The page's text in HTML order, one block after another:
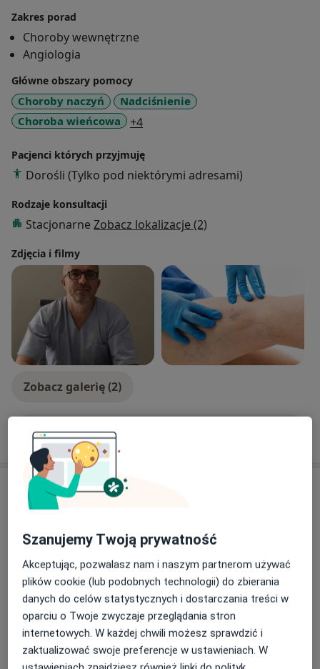
Angiologia jako dziedzina medycyny zajmuje się
epidemiologią,diagnozą,zapobieganiem chorobom
tętnic, żył i naczyń limfatycznych.
Zakres porad
Choroby wewnętrzne
Angiologia
Główne obszary pomocy
Choroby naczyń
Nadciśnienie
Choroba wieńcowa
+4a11y_sr_more_diseases
Pacjenci których przyjmuję
Dorośli (Tylko pod niektórymi adresami)
Rodzaje konsultacji
Stacjonarne Zobacz lokalizacje (2)
Zdjęcia i filmy
Zobacz galerię (2)
Usługi i ceny
200 zł Szczegóły
Badanie + konsultacja
300 zł Szczegóły Umów wizytę
Badanie USG Doppler tętnic
szyjnych (dogłowowych)
200 zł Szczegóły
Umów wizytę
Szanujemy Twoją prywatność
Akceptując, pozwalasz nam i naszym partnerom używać
plików cookie (lub podobnych technologii) do zbierania
danych do celów statystycznych i dostarczania treści w
oparciu o Twoje zwyczaje przeglądania stron
internetowych. W każdej chwili możesz sprawdzić i
zaktualizować swoje preferencje w ustawieniach. W